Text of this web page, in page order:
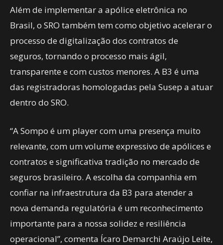
Além de implementar a apólice eletrônica no
Brasil, o SRO também tem como objetivo acelerar o
processo de digitalização dos contratos de
seguros, tornando o processo mais ágil,
transparente e com custos menores. A B3 é uma
das registradoras homologadas pela Susep a atuar
dentro do SRO.
“A Sompo é um player com uma presença muito
relevante, com um volume expressivo de apólices e
contratos e significativa tradição no mercado de
seguros brasileiro. A escolha da companhia em
confiar na infraestrutura da B3 para atender a
nova demanda regulatória é um reconhecimento
importante para a nossa solidez e resiliência
operacional”, comenta Ícaro Demarchi Araújo Leite,